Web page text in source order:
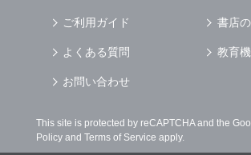
ご利用ガイド
よくある質問
お問い合わせ
書店
教育
This site is protected by reCAPTCHA and the
Policyand Terms of Service apply.